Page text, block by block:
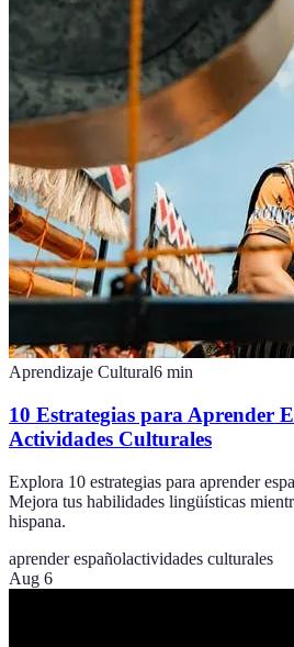
Aprendizaje Cultural6 min
10 Estrategias para Aprender
Actividades Culturales
Explora 10 estrategias para aprender
Mejora tus habilidades lingüísticas
hispana.
aprender españolactividades culturales
Aug 6